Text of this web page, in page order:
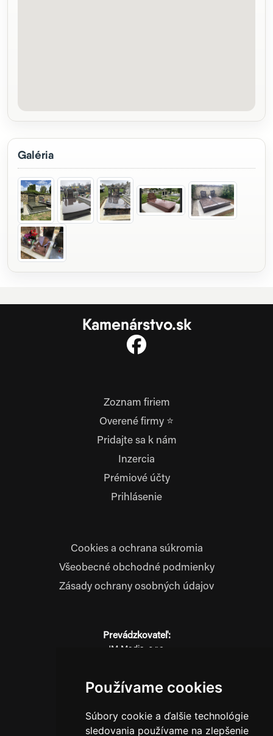
Používame cookies
Súbory cookie a ďalšie technológie
sledovania používame na zlepšenie
Galéria
Kamenárstvo.sk
Zoznam firiem
Overené firmy ⭐
Pridajte sa k nám
Inzercia
Prémiové účty
Prihlásenie
Cookies a ochrana súkromia
Všeobecné obchodné podmienky
Zásady ochrany osobných údajov
Prevádzkovateľ:
JM Media, s.r.o.
DIČ: 2121076738